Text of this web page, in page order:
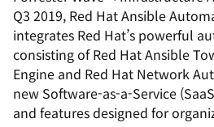
Q3 2019, Red Hat Ansible
integrates Red Hat’s powerful
consisting of Red Hat Ansible
Engine and Red Hat Network
new Software-as-a-Service
and features designed for